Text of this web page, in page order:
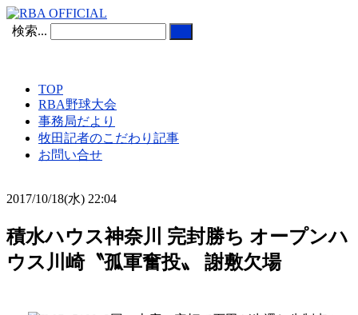
検索...
TOP
RBA野球大会
事務局だより
牧田記者のこだわり記事
お問い合せ
2017/10/18(水) 22:04
積水ハウス神奈川 完封勝ち オープンハ
ウス川崎〝孤軍奮投〟 謝敷欠場